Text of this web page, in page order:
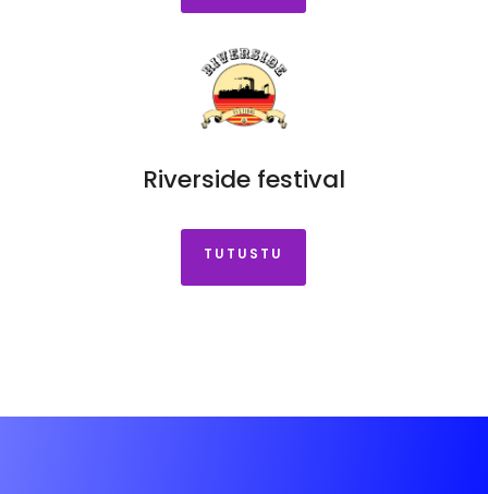
Riverside festival
TUTUSTU